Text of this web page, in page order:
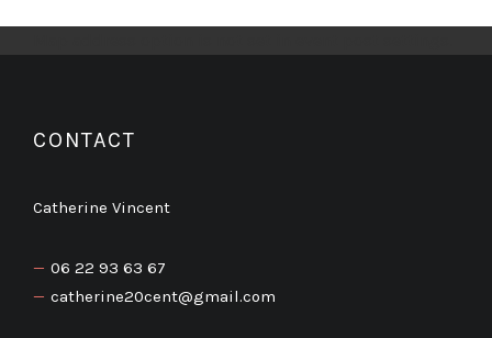
CONTACT
Catherine Vincent
06 22 93 63 67
catherine20cent@gmail.com